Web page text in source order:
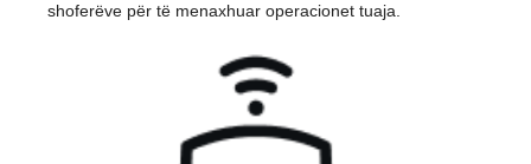
shoferëve për të menaxhuar operacionet tuaja.